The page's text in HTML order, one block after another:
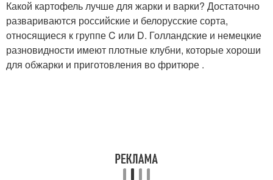
Какой картофель лучше для жарки и варки? Достаточно
развариваются российские и белорусские сорта,
относящиеся к группе C или D. Голландские и немецкие
разновидности имеют плотные клубни, которые хороши
для обжарки и приготовления во фритюре .